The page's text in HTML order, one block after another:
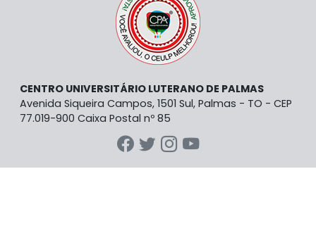
CENTRO UNIVERSITÁRIO LUTERANO DE PALMAS
Avenida Siqueira Campos, 1501 Sul, Palmas - TO - CEP
77.019-900 Caixa Postal nº 85